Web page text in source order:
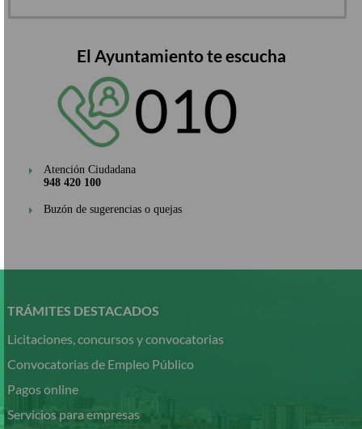
El Ayuntamiento te escucha
Atención Ciudadana
948 420 100
Buzón de sugerencias o quejas
contenido
TRÁMITES DESTACADOS
Licitaciones, concursos y convocatorias
Convocatorias de Empleo Público
Pagos online
Servicios para empresas